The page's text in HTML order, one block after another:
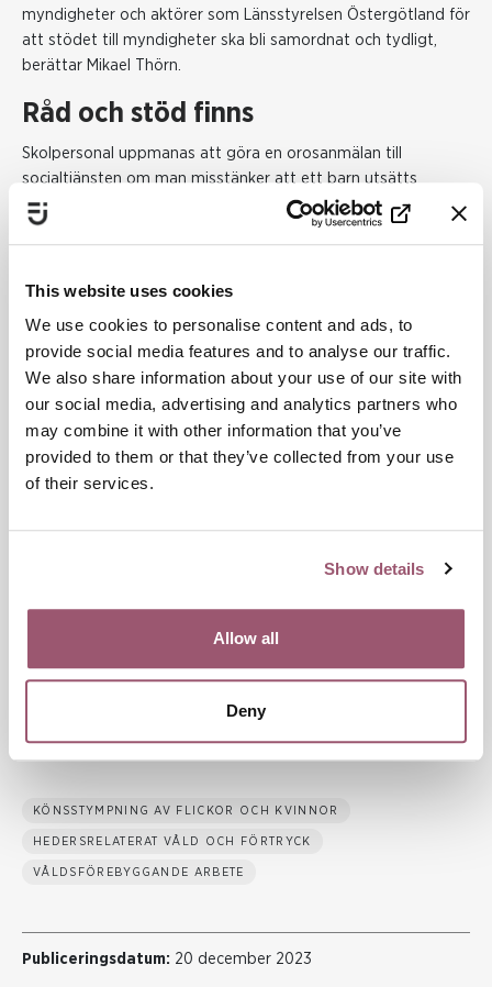
This website uses cookies
We use cookies to personalise content and ads, to
provide social media features and to analyse our traffic.
We also share information about your use of our site with
our social media, advertising and analytics partners who
may combine it with other information that you’ve
provided to them or that they’ve collected from your use
of their services.
Show details
Allow all
Deny
myndigheter och aktörer som Länsstyrelsen Östergötland för
att stödet till myndigheter ska bli samordnat och tydligt,
berättar Mikael Thörn.
Råd och stöd finns
Skolpersonal uppmanas att göra en orosanmälan till
socialtjänsten om man misstänker att ett barn utsätts
hedersrelaterat våld och förtryck. Socialtjänstens ansvar är
att inleda utredning och ge stöd och skydd. I ansvaret ingår
Yrkesverksamma och ideella aktörer kan också få råd och
stöd om hedersrelaterat våld och förtryck via den nationella
stödtelefonen på nummer 010-223 57 60. Syftet med
stödtelefonen är i förlängningen att utsatta barn, unga och
vuxna ska få det stöd och skydd som de har behov av och
rätt till. På webbplatsenhedersfortryck.sefinns mer
information.
Mer information på vår webbplats
yrkesverksam bör tänka på i mötet med barn
och unga som riskerar att föras bort.
KÖNSSTYMPNING AV FLICKOR OCH KVINNOR
HEDERSRELATERAT VÅLD OCH FÖRTRYCK
VÅLDSFÖREBYGGANDE ARBETE
Publiceringsdatum: 20 december 2023